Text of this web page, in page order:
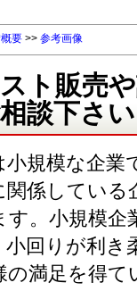
要 >> 参考画像
ト販売
談下さ
小規模な企業
関係している
す。小規模企
小回りが利き
の満足を得て